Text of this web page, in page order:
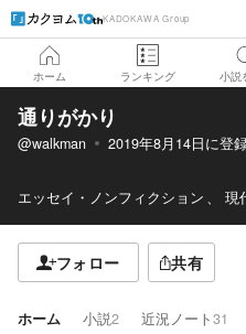
KADOKAWA Group
ホーム ランキング 小説
通りがかり
@walkman 2019年8月14日に登
エッセイ・ノンフィクション 現
フォロー 共有
ホーム 小説2 近況ノート31